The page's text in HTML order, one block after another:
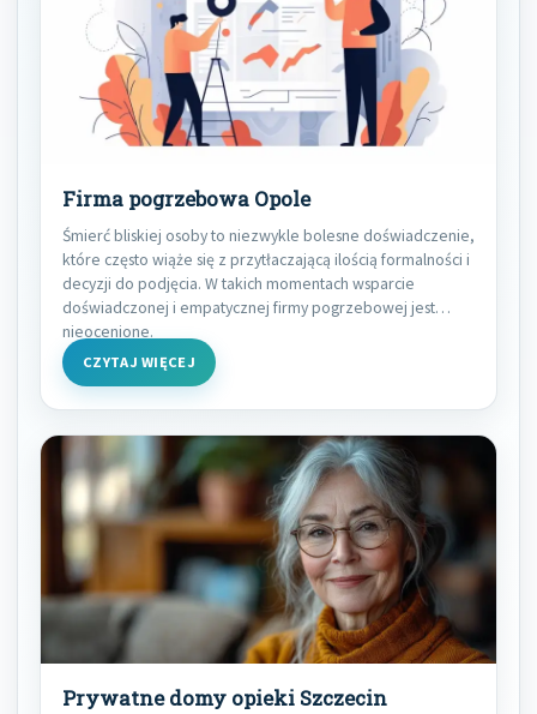
Firma pogrzebowa Opole
Śmierć bliskiej osoby to niezwykle bolesne doświadczenie,
które często wiąże się z przytłaczającą ilością formalności i
decyzji do podjęcia. W takich momentach wsparcie
doświadczonej i empatycznej firmy pogrzebowej jest
nieocenione.
CZYTAJ WIĘCEJ
Prywatne domy opieki Szczecin